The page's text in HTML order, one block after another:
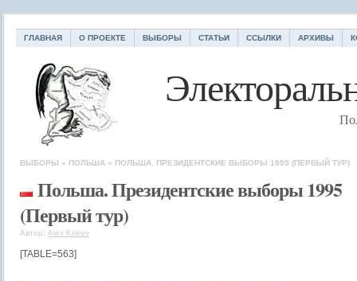
ГЛАВНАЯ О ПРОЕКТЕ ВЫБОРЫ СТАТЬИ ССЫЛКИ АРХИВЫ
ВЫБОРЫ » ПОЛЬША » ПОЛЬША. ПРЕЗИДЕНТСКИЕ ВЫБОРЫ 1995 (ПЕРВЫЙ ТУР)
Польша. Президентские выборы 1995
(Первый тур)
Автор: Alex Kireev
[TABLE=563]